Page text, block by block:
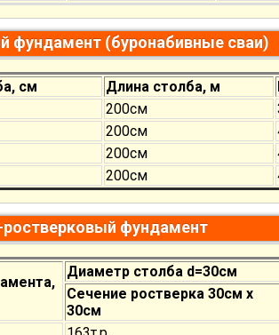
фундамент (буронабивные сваи)
см Длина столба, м
200см
200см
200см
200см
фундамент
Диаметр столба d=30см
Сечение ростверка 30см х
30см